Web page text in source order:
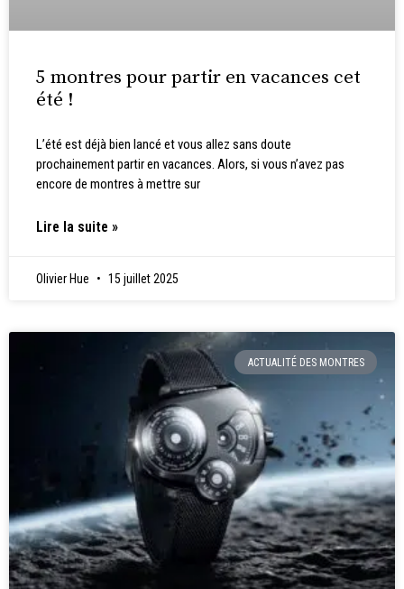
5 montres pour partir en vacances cet
été !
L’été est déjà bien lancé et vous allez sans doute
prochainement partir en vacances. Alors, si vous n’avez pas
encore de montres à mettre sur
Lire la suite »
Olivier Hue 15 juillet 2025
ACTUALITÉ DES MONTRES